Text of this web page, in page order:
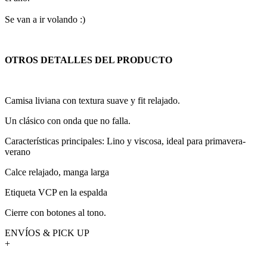
Se van a ir volando :)
OTROS DETALLES DEL PRODUCTO
Camisa liviana con textura suave y fit relajado.
Un clásico con onda que no falla.
Características principales: Lino y viscosa, ideal para primavera-
verano
Calce relajado, manga larga
Etiqueta VCP en la espalda
Cierre con botones al tono.
ENVÍOS & PICK UP
+